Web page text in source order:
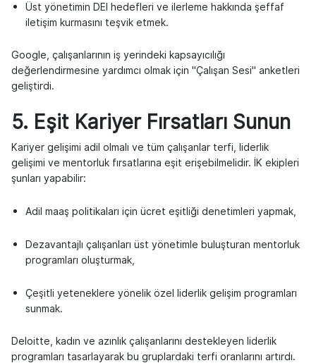
Üst yönetimin DEI hedefleri ve ilerleme hakkında şeffaf
iletişim kurmasını teşvik etmek.
Google, çalışanlarının iş yerindeki kapsayıcılığı
değerlendirmesine yardımcı olmak için "Çalışan Sesi" anketleri
geliştirdi.
5. Eşit Kariyer Fırsatları Sunun
Kariyer gelişimi adil olmalı ve tüm çalışanlar terfi, liderlik
gelişimi ve mentorluk fırsatlarına eşit erişebilmelidir. İK ekipleri
şunları yapabilir:
Adil maaş politikaları için ücret eşitliği denetimleri yapmak,
Dezavantajlı çalışanları üst yönetimle buluşturan mentorluk
programları oluşturmak,
Çeşitli yeteneklere yönelik özel liderlik gelişim programları
sunmak.
Deloitte, kadın ve azınlık çalışanlarını destekleyen liderlik
programları tasarlayarak bu gruplardaki terfi oranlarını artırdı.